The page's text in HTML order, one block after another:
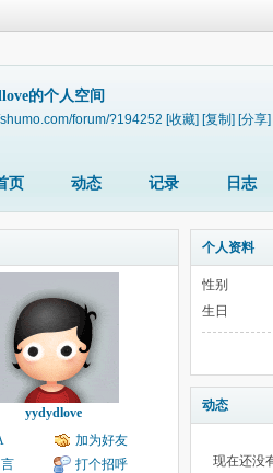
的个人空间
forum/?194252 [收藏] [复制] [分享]
页 动态 记录 日志
yydydlove
加为好友
打个招呼
个人资料
性别
生日
动态
现在还没